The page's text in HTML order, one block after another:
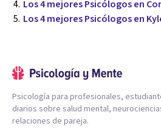
Los 4 mejores Psicólogos en
Los 4 mejores Psicólogos en
Psicología para profesionales,
diarios sobre salud mental,
relaciones de pareja.